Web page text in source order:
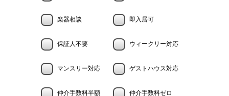
楽器相談 即入居可
保証人不要 ウィークリー対応
マンスリー対応 ゲストハウス対応
仲介手数料半額 仲介手数料ゼロ